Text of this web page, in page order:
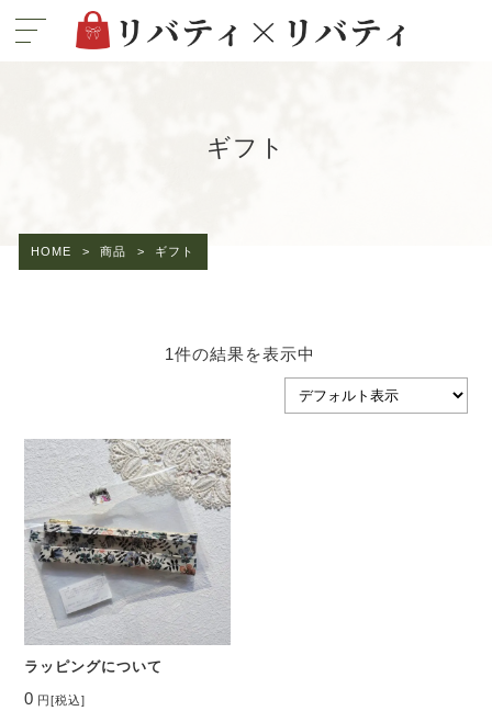
ギフト
HOME > 商品 > ギフト
1件の結果を表示中
ラッピングについて
0 円[税込]